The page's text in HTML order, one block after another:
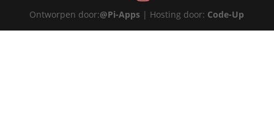
Ontworpen door:@Pi-Apps | Hosting door: Code-Up